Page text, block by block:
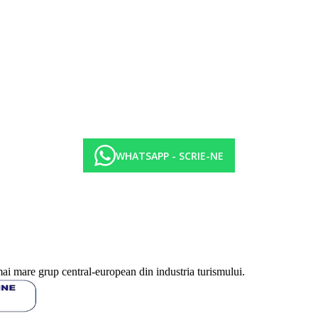
pranz bufet, 19.30-21.30 cina bufet. Cafea filtrata, ceai, suc, apa
alcoolice (toate produse local), cafea filtrata, ceai
alcoolice (toate produse local), 14.00-17.00 gustari usoare,
in functie de categoria de hotel. Taxa nu este inclusa in tariful
sunt pe camera/noapte.
WHATSAPP - SCRIE-NE
mare grup central-european din industria turismului.